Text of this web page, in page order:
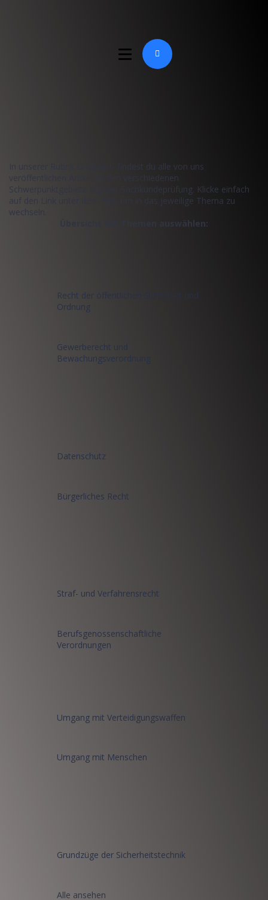
In unserer Rubrik Dropcast, findest du alle von uns
veröffentlichen Artikel zu den verschiedenen
Schwerpunktgebiete aus der Sachkundeprüfung. Klicke einfach
auf den Link unter dem Bild, um in das jeweilige Thema zu
wechseln.
Übersicht der Themen auswählen:
Recht der öffentlichen Sicherheit und
Ordnung
Gewerberecht und
Bewachungsverordnung
Datenschutz
Bürgerliches Recht
Straf- und Verfahrensrecht
Berufsgenossenschaftliche
Verordnungen
Umgang mit Verteidigungswaffen
Umgang mit Menschen
Grundzüge der Sicherheitstechnik
Alle ansehen